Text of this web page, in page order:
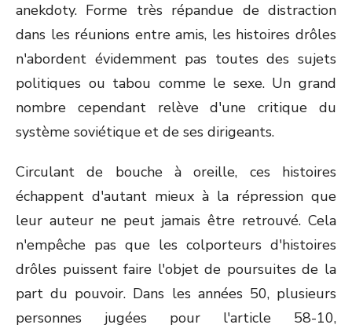
anekdoty. Forme très répandue de distraction
dans les réunions entre amis, les histoires drôles
n'abordent évidemment pas toutes des sujets
politiques ou tabou comme le sexe. Un grand
nombre cependant relève d'une critique du
système soviétique et de ses dirigeants.
Circulant de bouche à oreille, ces histoires
échappent d'autant mieux à la répression que
leur auteur ne peut jamais être retrouvé. Cela
n'empêche pas que les colporteurs d'histoires
drôles puissent faire l'objet de poursuites de la
part du pouvoir. Dans les années 50, plusieurs
personnes jugées pour l'article 58-10,